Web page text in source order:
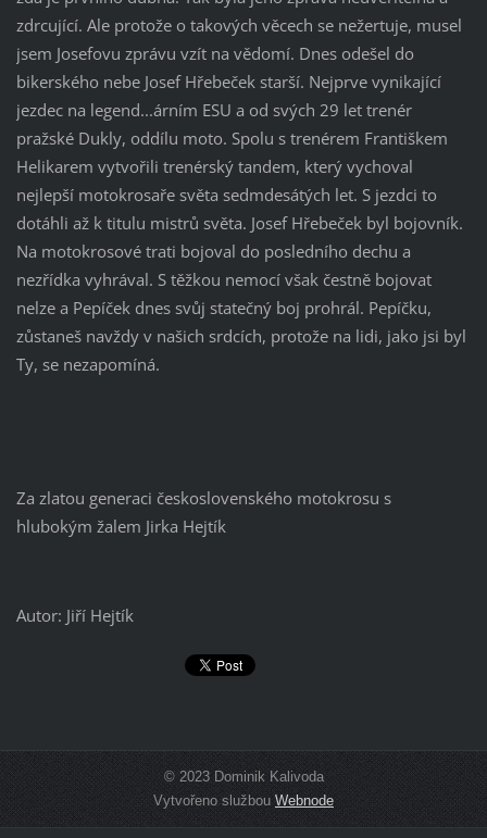
zdrcující. Ale protože o takových věcech se nežertuje, musel
jsem Josefovu zprávu vzít na vědomí. Dnes odešel do
bikerského nebe Josef Hřebeček starší. Nejprve vynikající
jezdec na legend...árním ESU a od svých 29 let trenér
pražské Dukly, oddílu moto. Spolu s trenérem Františkem
Helikarem vytvořili trenérský tandem, který vychoval
nejlepší motokrosaře světa sedmdesátých let. S jezdci to
dotáhli až k titulu mistrů světa. Josef Hřebeček byl bojovník.
Na motokrosové trati bojoval do posledního dechu a
nezřídka vyhrával. S těžkou nemocí však čestně bojovat
nelze a Pepíček dnes svůj statečný boj prohrál. Pepíčku,
zůstaneš navždy v našich srdcích, protože na lidi, jako jsi byl
Ty, se nezapomíná.
Za zlatou generaci československého motokrosu s
hlubokým žalem Jirka Hejtík
Autor: Jiří Hejtík
© 2023 Dominik Kalivoda
Vytvořeno službou Webnode